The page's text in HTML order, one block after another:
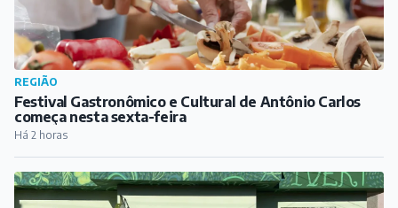
REGIÃO
Festival Gastronômico e Cultural de Antônio Carlos
começa nesta sexta-feira
Há 2 horas